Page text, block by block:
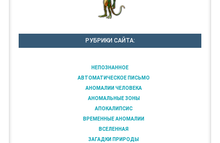
РУБРИКИ САЙТА:
НЕПОЗНАННОЕ
АВТОМАТИЧЕСКОЕ ПИСЬМО
АНОМАЛИИ ЧЕЛОВЕКА
АНОМАЛЬНЫЕ ЗОНЫ
АПОКАЛИПСИС
ВРЕМЕННЫЕ АНОМАЛИИ
ВСЕЛЕННАЯ
ЗАГАДКИ ПРИРОДЫ